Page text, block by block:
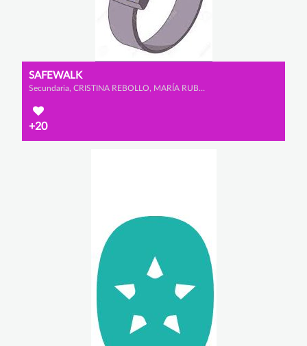
SAFEWALK
Secundaria, CRISTINA REBOLLO, MARÍA RUBIO y ALLEGRA MEAZZA
+20